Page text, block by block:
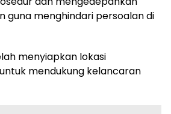
guna menghindari persoalan di
menyiapkan lokasi
mendukung kelancaran